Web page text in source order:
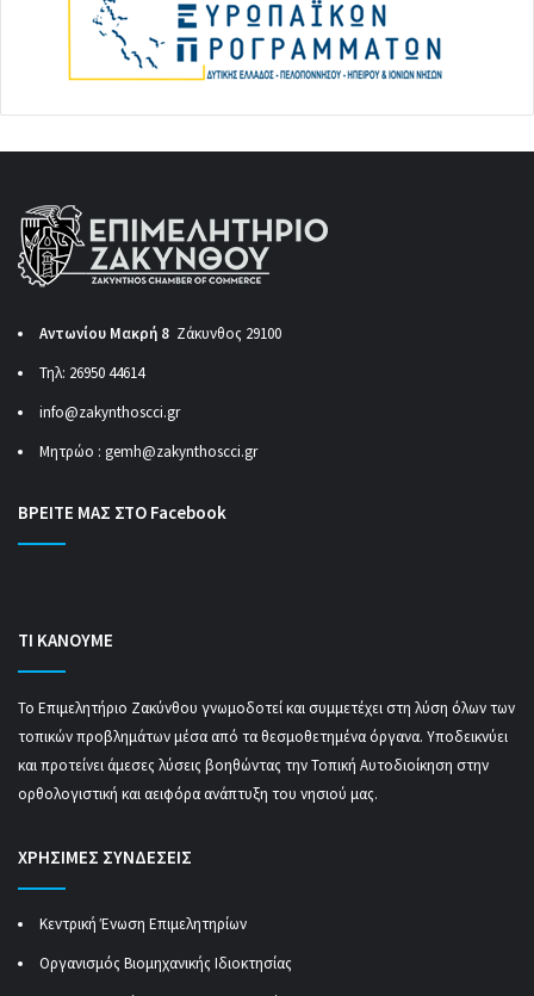
Αντωνίου Μακρή 8 Ζάκυνθος 29100
Τηλ: 26950 44614
info@zakynthoscci.gr
Μητρώο : gemh@zakynthoscci.gr
ΒΡΕΙΤΕ ΜΑΣ ΣΤΟ Facebook
ΤΙ ΚΑΝΟΥΜΕ
Το Επιμελητήριο Ζακύνθου γνωμοδοτεί και συμμετέχει στη λύση όλων των
τοπικών προβλημάτων μέσα από τα θεσμοθετημένα όργανα. Υποδεικνύει
και προτείνει άμεσες λύσεις βοηθώντας την Τοπική Αυτοδιοίκηση στην
ορθολογιστική και αειφόρα ανάπτυξη του νησιού μας.
ΧΡΗΣΙΜΕΣ ΣΥΝΔΕΣΕΙΣ
Κεντρική Ένωση Επιμελητηρίων
Οργανισμός Βιομηχανικής Ιδιοκτησίας